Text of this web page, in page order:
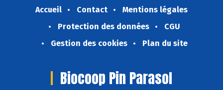
Accueil Contact
Mentions légales
Protection des données
CGU
Gestion des cookies
Plan du site
Biocoop Pin Parasol